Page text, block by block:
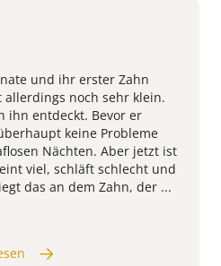
und ihr erster Zahn
allerdings noch sehr klein.
ihn entdeckt. Bevor er
keine Probleme
Nächten. Aber jetzt ist
viel, schläft schlecht und
das an dem Zahn, der ...